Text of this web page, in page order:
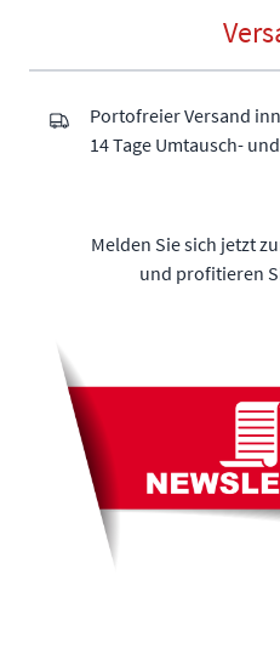
Portofreier Versand
14 Tage Umtausch-
Melden Sie sich jetzt
und profitieren